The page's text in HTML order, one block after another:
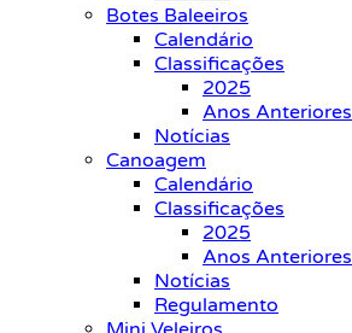
Botes Baleeiros
Calendário
Classificações
2025
Anos Anteriores
Notícias
Canoagem
Calendário
Classificações
2025
Anos Anteriores
Notícias
Regulamento